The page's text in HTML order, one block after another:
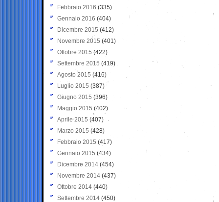
Febbraio 2016 (335)
Gennaio 2016 (404)
Dicembre 2015 (412)
Novembre 2015 (401)
Ottobre 2015 (422)
Settembre 2015 (419)
Agosto 2015 (416)
Luglio 2015 (387)
Giugno 2015 (396)
Maggio 2015 (402)
Aprile 2015 (407)
Marzo 2015 (428)
Febbraio 2015 (417)
Gennaio 2015 (434)
Dicembre 2014 (454)
Novembre 2014 (437)
Ottobre 2014 (440)
Settembre 2014 (450)